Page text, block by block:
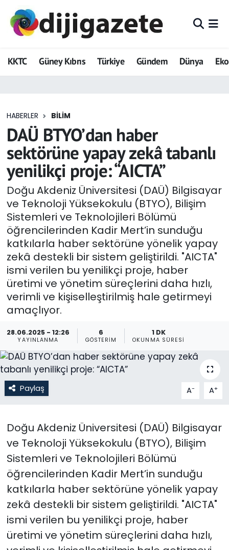
KKTC Güney Kıbrıs Türkiye Gündem Dünya
HABERLER BILIM
DAÜ BTYO’dan haber
sektörüne yapay zekâ tabanlı
yenilikçi proje: “AICTA”
Doğu Akdeniz Üniversitesi (DAÜ) Bilgisayar
ve Teknoloji Yüksekokulu (BTYO), Bilişim
Sistemleri ve Teknolojileri Bölümü
öğrencilerinden Kadir Mert’in sunduğu
katkılarla haber sektörüne yönelik yapay
zekâ destekli bir sistem geliştirildi. "AICTA"
ismi verilen bu yenilikçi proje, haber
üretimi ve yönetim süreçlerini daha hızlı,
verimli ve kişiselleştirilmiş hale getirmeyi
amaçlıyor.
28.06.2025 - 12:26
YAYINLANMA
6
GÖSTERIM
1 DK
OKUNMA SÜRESI
Paylaş A- A+
Doğu Akdeniz Üniversitesi (DAÜ) Bilgisayar
ve Teknoloji Yüksekokulu (BTYO), Bilişim
Sistemleri ve Teknolojileri Bölümü
öğrencilerinden Kadir Mert’in sunduğu
katkılarla haber sektörüne yönelik yapay
zekâ destekli bir sistem geliştirildi. "AICTA"
ismi verilen bu yenilikçi proje, haber
üretimi ve yönetim süreçlerini daha hızlı,
ADVERTORIAL
Dijigazete
Eğitim
Ekonomi
Foto Galeri
GEZİ
Güncel
Gündem
KKTC
KKTC YEREL SEÇİM 2018
Kültür Sanat
Magazin
Moda
Otomobil Dünyası
Politika
SAĞLIK
Spor
Teknoloji
Hava Durumu
Trafik Durumu
Tüm Manşetler
Son Dakika Haberleri
Haber Arşivi